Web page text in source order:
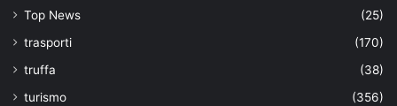
Top News
(25)
trasporti
(170)
truffa
(38)
turismo
(356)